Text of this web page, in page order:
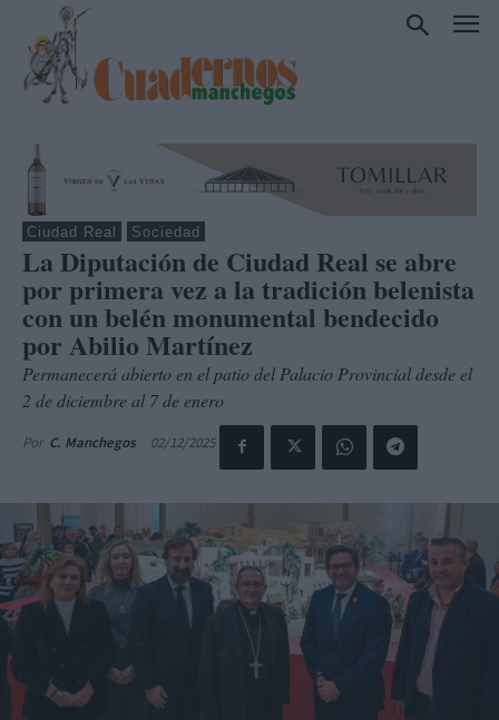
Ciudad Real Sociedad
La Diputación de Ciudad Real se abre
por primera vez a la tradición belenista
con un belén monumental bendecido
por Abilio Martínez
Permanecerá abierto en el patio del Palacio Provincial desde el
2 de diciembre al 7 de enero
Por C. Manchegos 02/12/2025